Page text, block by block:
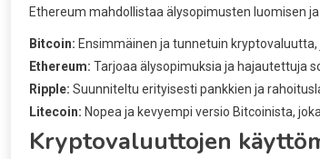
Ethereum mahdollistaa älysopimusten luomisen
Bitcoin: Ensimmäinen ja tunnetuin
Ethereum: Tarjoaa älysopimuksia ja hajautettuja
Ripple: Suunniteltu erityisesti pankkien ja
Litecoin: Nopea ja kevyempi versio Bitcoinista,
Kryptovaluuttojen